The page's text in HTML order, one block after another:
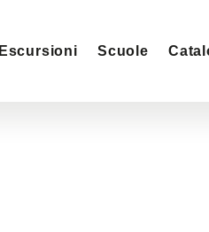
Escursioni Scuole